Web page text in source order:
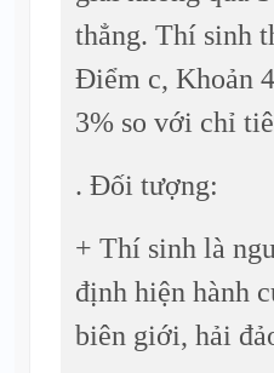
thẳng. Thí sinh
Điểm c, Khoản
3% so với chỉ
. Đối tượng:
+ Thí sinh là
định hiện hành
biên giới, hải